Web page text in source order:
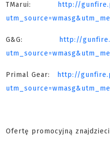
TMarui:
http://
G&G:
http://
Primal Gear:
http://
Ofertę promocyjną